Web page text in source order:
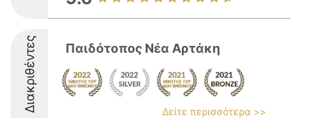
Διακριθέντες Παιδότοπος Νέα Αρτάκη
Δείτε περισσότερα >>